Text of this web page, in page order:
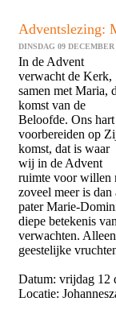
Adventslezing:
DINSDAG 09 DECEMBER
In de Advent
verwacht de Kerk,
samen met Maria,
komst van de
Beloofde. Ons hart
voorbereiden op
komst, dat is waar
wij in de Advent
ruimte voor willen
zoveel meer is dan
pater Marie-
diepe betekenis
verwachten.
geestelijke
Datum: vrijdag 12
Locatie: